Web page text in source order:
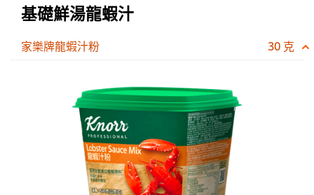
基礎鮮湯龍蝦汁
家樂牌龍蝦汁粉 30 克